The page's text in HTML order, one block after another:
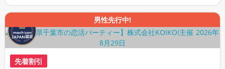
男性先行中!
先着割引